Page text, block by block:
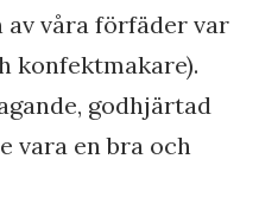
våra förfäder var
konfektmakare).
godhjärtad
vara en bra och